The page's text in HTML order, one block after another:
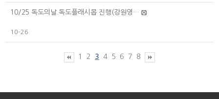
10/25 독도의날.독도플래시몹 진행(강원영…
10-26
1 2 3 4 5 6 7 8